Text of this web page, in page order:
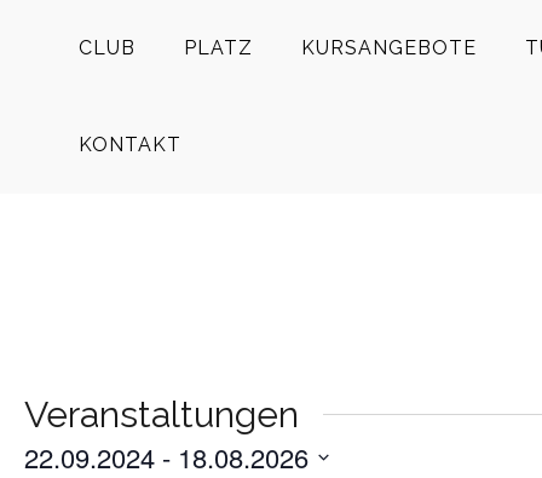
CLUB PLATZ KURSANGEBOTE
KONTAKT
Veranstaltungen
22.09.2024 - 18.08.2026